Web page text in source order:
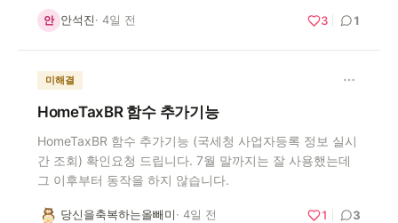
안 안석진· 4일 전 3 1
미해결
HomeTaxBR 함수 추가기능
HomeTaxBR 함수 추가기능 (국세청 사업자등록 정보 실시
간 조회) 확인요청 드립니다. 7월 말까지는 잘 사용했는데
그 이후부터 동작을 하지 않습니다.
당 당신을축복하는올빼미· 4일 전 1 3